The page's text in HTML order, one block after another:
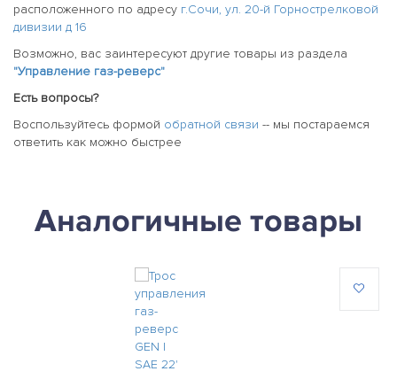
расположенного по адресу г.Сочи, ул. 20-й Горнострелковой
дивизии д 16
Возможно, вас заинтересуют другие товары из раздела
"Управление газ-реверс"
Есть вопросы?
Воспользуйтесь формой обратной связи -- мы постараемся
ответить как можно быстрее
Аналогичные товары